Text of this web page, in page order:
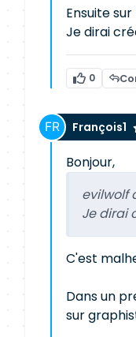
Ensuite
Je dirai
0
François1
Bonjour,
evilwolf
Je dirai
C'est
Dans un
sur